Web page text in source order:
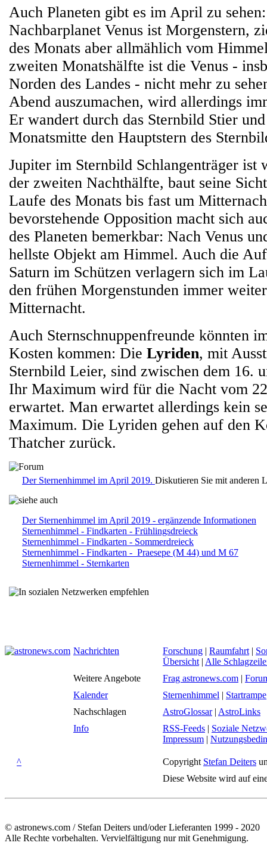
Auch Planeten gibt es im April zu
Nachbarplanet Venus ist Morgenstern,
des Monats aber allmählich vom
zweiten Monatshälfte ist die Venus -
Norden des Landes - nicht mehr zu
Abend auszumachen, wird allerdings
Er wandert durch das Sternbild Stier
Monatsmitte den Hauptstern des
Jupiter im Sternbild Schlangenträger ist
der zweiten Nachthälfte, baut seine
Laufe des Monats bis fast um
bevorstehende Opposition macht sich
des Planeten bemerkbar: Nach Venus
hellste Objekt am Himmel. Auch die
Saturn im Schützen verlagern sich im
den frühen Morgenstunden immer
Mitternacht.
Auch Sternschnuppenfreunde könnten
Kosten kommen: Die Lyriden, mit
Sternbild Leier, sind zwischen dem 16.
Ihr Maximum wird für die Nacht vom
erwartet. Man erwartet allerdings kein
Maximum. Die Lyriden gehen auf den
Thatcher zurück.
Der Sternenhimmel im April 2019. Diskutieren Sie mit anderen
Der Sternenhimmel im April 2019 - ergänzende Informationen
Sternenhimmel - Findkarten - Frühlingsdreieck
Sternenhimmel - Findkarten - Sommerdreieck
Sternenhimmel - Findkarten - Praesepe (M 44) und M 67
Sternenhimmel - Sternkarten
Nachrichten Forschung | Raumfahrt |
Übersicht | Alle
Weitere Angebote
Frag astronews.com |
Kalender
Sternenhimmel | Startrampe
Nachschlagen
AstroGlossar| AstroLinks
Info
RSS-Feeds | Soziale
Impressum |
^ Copyright Stefan Deiters
Diese Website wird auf
© astronews.com / Stefan Deiters und/oder Lieferanten 1999 - 2020
Alle Rechte vorbehalten. Vervielfältigung nur mit Genehmigung.